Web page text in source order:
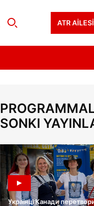
ATR
SONKI
Українці Канади